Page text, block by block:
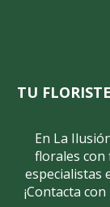
TU
En La
florales con
especialistas
¡Contacta